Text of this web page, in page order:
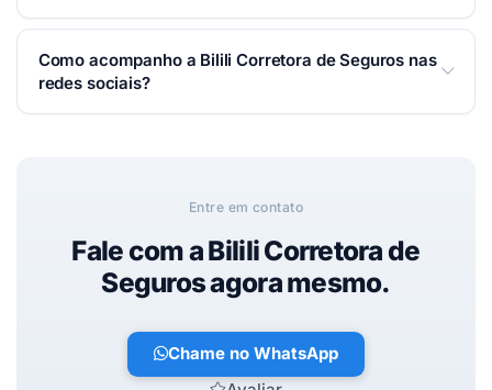
Você pode falar com a Bilili Corretora de Seguros
por WhatsApp, telefone ou e-mail — é só usar os
Como acompanho a Bilili Corretora de Seguros nas
redes sociais?
Entre em contato
Fale com a Bilili Corretora de
Seguros agora mesmo.
Chame no WhatsApp